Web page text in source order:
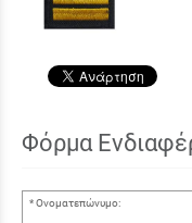
Φόρμα
Ονοματεπώνυμο: